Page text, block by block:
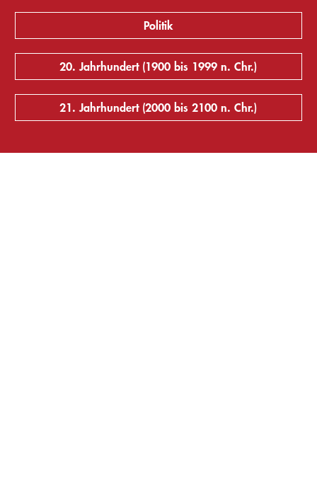
Politik
20. Jahrhundert (1900 bis 1999 n. Chr.)
21. Jahrhundert (2000 bis 2100 n. Chr.)